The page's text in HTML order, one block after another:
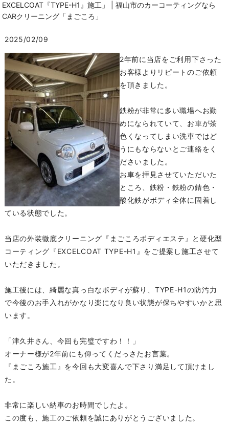
EXCELCOAT『TYPE-H1』施工」 | 福山市のカーコーティングなら
CARクリーニング「まごころ」
2025/02/09
2年前に当店をご利用下さった
お客様よりリピートのご依頼
を頂きました。
鉄粉が非常に多い職場へお勤
めになられていて、お車が茶
色くなってしまい洗車ではど
うにもならないとご連絡をく
ださいました。
お車を拝見させていただいた
ところ、鉄粉・鉄粉の錆色・
酸化鉄がボディ全体に固着し
ている状態でした。
当店の外装徹底クリーニング『まごころボディエステ』と硬化型
コーティング『EXCELCOAT TYPE-H1』をご提案し施工させて
いただきました。
施工後には、綺麗な真っ白なボディが蘇り、TYPE-H1の防汚力
で今後のお手入れがかなり楽になり良い状態が保ちやすいかと思
います。
「津久井さん、今回も完璧ですわ！！」
オーナー様が2年前にも仰ってくだっさたお言葉。
『まごころ施工』を今回も大変喜んで下さり満足して頂けまし
た。
非常に楽しい納車のお時間でしたよ。
この度も、施工のご依頼を誠にありがとうございました。